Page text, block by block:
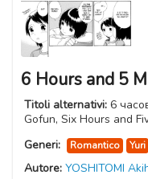
6 Hours and 5
Titoli alternativi: 6
Gofun, Six Hours and
Generi:
Romantico Yuri
Autore: YOSHITOMI